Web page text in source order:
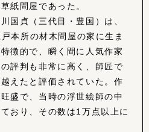
紙問屋であった。
国貞（三代目・豊国）は、
本所の材木問屋の家に生ま
徴的で、瞬く間に人気作家
評判も非常に高く、師匠で
えたと評価されていた。作
盛で、当時の浮世絵師の中
おり、その数は1万点以上に